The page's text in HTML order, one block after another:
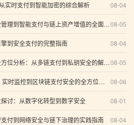
08-04
实时支付到智能加密的综合解析
08-05
到智能支付与链上资产增值的全面分析
08-04
到安全支付的完整指南
08-05
分析：从多链支付到私钥安全的解决方案
08-06
监控到区块链支付安全的全方位分析
08-01
讨：从数字化转型到数字安全
08-04
付到网络安全与链下治理的实践指南